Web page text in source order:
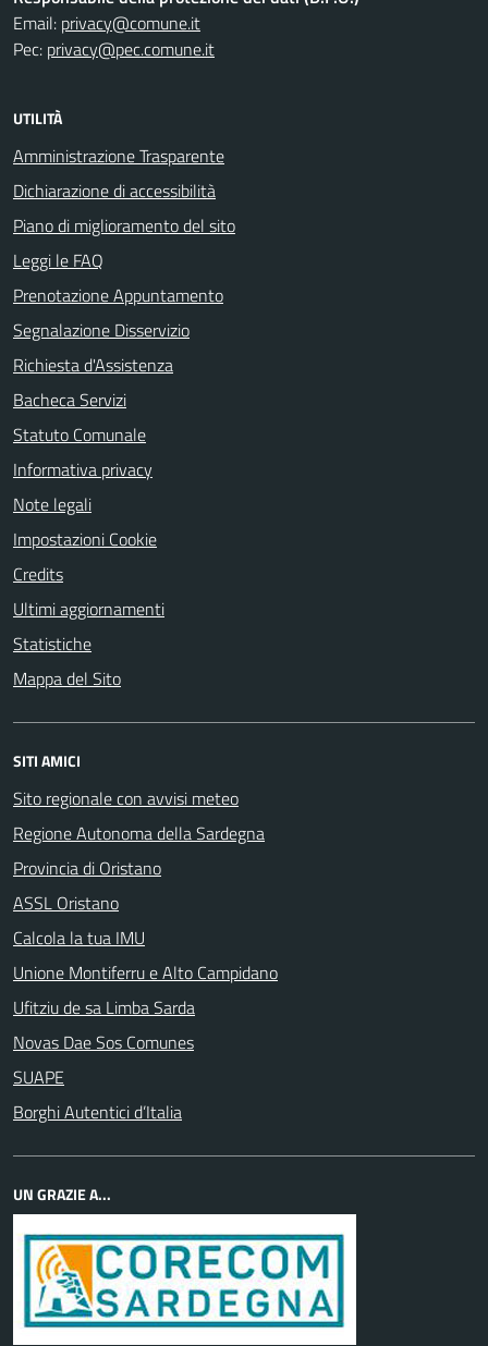
Email: privacy@comune.it
Pec: privacy@pec.comune.it
UTILITÀ
Amministrazione Trasparente
Dichiarazione di accessibilità
Piano di miglioramento del sito
Leggi le FAQ
Prenotazione Appuntamento
Segnalazione Disservizio
Richiesta d'Assistenza
Bacheca Servizi
Statuto Comunale
Informativa privacy
Note legali
Impostazioni Cookie
Credits
Ultimi aggiornamenti
Statistiche
Mappa del Sito
SITI AMICI
Sito regionale con avvisi meteo
Regione Autonoma della Sardegna
Provincia di Oristano
ASSL Oristano
Calcola la tua IMU
Unione Montiferru e Alto Campidano
Ufitziu de sa Limba Sarda
Novas Dae Sos Comunes
SUAPE
Borghi Autentici d’Italia
UN GRAZIE A...